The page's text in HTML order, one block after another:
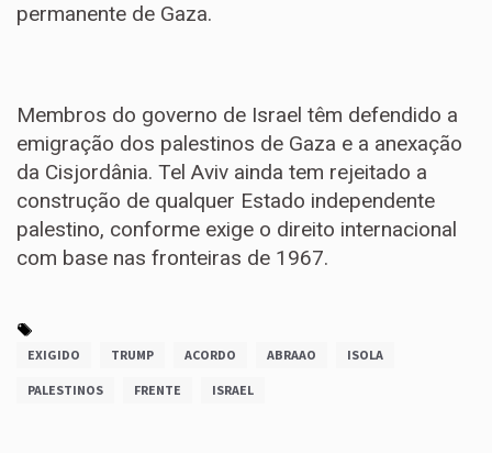
permanente de Gaza.
Membros do governo de Israel têm defendido a
emigração dos palestinos de Gaza e a anexação
da Cisjordânia. Tel Aviv ainda tem rejeitado a
construção de qualquer Estado independente
palestino, conforme exige o direito internacional
com base nas fronteiras de 1967.
EXIGIDO TRUMP ACORDO ABRAAO ISOLA
PALESTINOS FRENTE ISRAEL